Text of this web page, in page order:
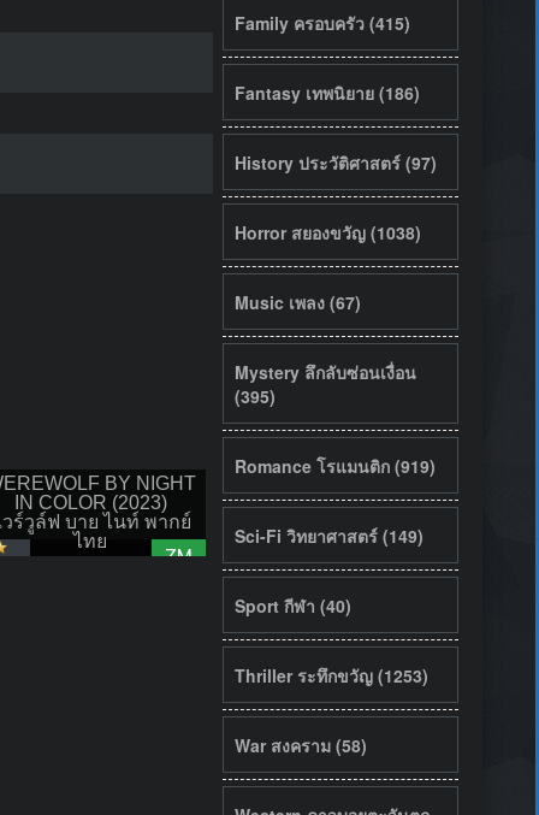
BY NIGHT
IN COLOR (2023)
ร์วูล์ฟ บาย ไนท์ พากย์
ไทย
ZM
Family ครอบครัว (415)
Fantasy เทพนิยาย (186)
History ประวัติศาสตร์ (97)
Horror สยองขวัญ (1038)
Music เพลง (67)
Mystery ลึกลับซ่อนเงื่อน
(395)
Romance โรแมนติก (919)
Sci-Fi วิทยาศาสตร์ (149)
Sport กีฬา (40)
Thriller ระทึกขวัญ (1253)
War สงคราม (58)